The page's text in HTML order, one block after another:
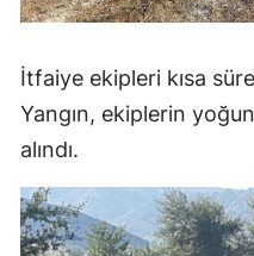
İtfaiye ekipleri kısa
Yangın, ekiplerin
alındı.